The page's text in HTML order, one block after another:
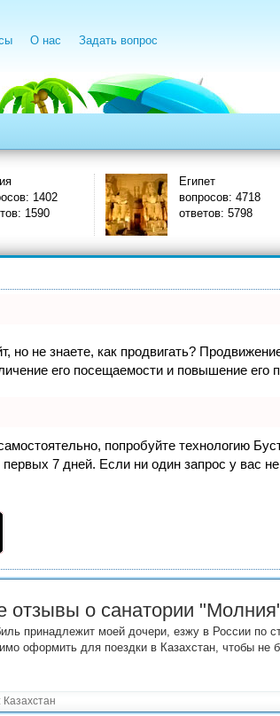
О нас Задать вопрос
Египет
вопросов: 4718
ответов: 5798
но не знаете, как продвигать?
его посещаемости и повышение его
попробуйте технологию Буст
7 дней. Если ни один запрос у вас
отзывы о санатории
принадлежит моей дочери, езжу в России по
оформить для поездки в Казахстан, чтобы не